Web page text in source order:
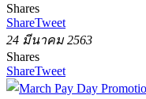
Shares
ShareTweet
24 มีนาคม 2563
Shares
ShareTweet